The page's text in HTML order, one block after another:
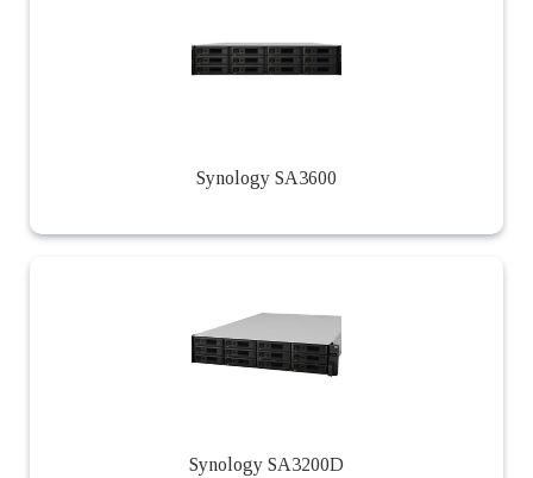
Synology SA3600
Synology SA3200D